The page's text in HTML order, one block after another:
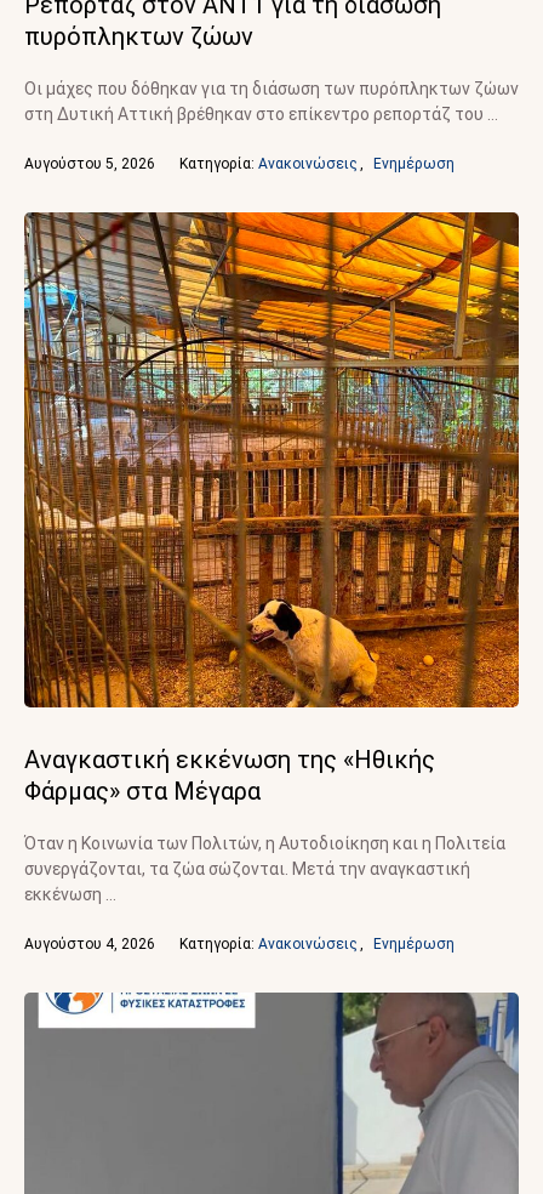
πυρόπληκτων ζώων
Οι μάχες που δόθηκαν για τη διάσωση των πυρόπληκτων ζώων
στη Δυτική Αττική βρέθηκαν στο επίκεντρο ρεπορτάζ του …
Αυγούστου 5, 2026 Κατηγορία: Ανακοινώσεις Ενημέρωση
Αναγκαστική εκκένωση της «Ηθικής
Φάρμας» στα Μέγαρα
Όταν η Κοινωνία των Πολιτών, η Αυτοδιοίκηση και η Πολιτεία
συνεργάζονται, τα ζώα σώζονται. Μετά την αναγκαστική
εκκένωση …
Αυγούστου 4, 2026 Κατηγορία: Ανακοινώσεις Ενημέρωση